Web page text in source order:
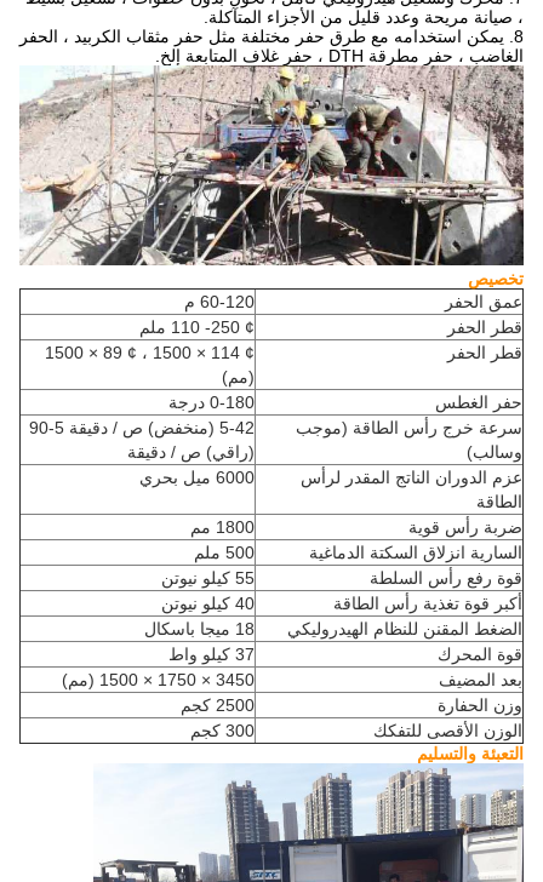
، صيانة مريحة وعدد قليل من الأجزاء المتآكلة.
8. يمكن استخدامه مع طرق حفر مختلفة مثل حفر مثقاب الكربيد ، الحفر
الغاضب ، حفر مطرقة DTH ، حفر غلاف المتابعة إلخ.
تخصيص
عمق الحفر
60-120 م
قطر الحفر
¢ 250- 110 ملم
قطر الحفر
¢ 114 × 1500 ، ¢ 89 × 1500
(مم)
حفر الغطس
0-180 درجة
سرعة خرج رأس الطاقة (موجب
وسالب)
5-42 (منخفض) ص / دقيقة 5-90
(راقي) ص / دقيقة
عزم الدوران الناتج المقدر لرأس
الطاقة
6000 ميل بحري
ضربة رأس قوية
1800 مم
السارية انزلاق السكتة الدماغية
500 ملم
قوة رفع رأس السلطة
55 كيلو نيوتن
أكبر قوة تغذية رأس الطاقة
40 كيلو نيوتن
الضغط المقنن للنظام الهيدروليكي
18 ميجا باسكال
قوة المحرك
37 كيلو واط
بعد المضيف
3450 × 1750 × 1500 (مم)
وزن الحفارة
2500 كجم
الوزن الأقصى للتفكك
300 كجم
التعبئة والتسليم